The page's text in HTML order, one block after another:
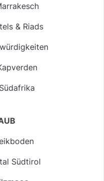
& Riads
Südtirol